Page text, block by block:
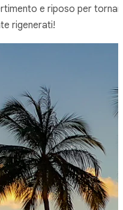
e riposo per
rigenerati!